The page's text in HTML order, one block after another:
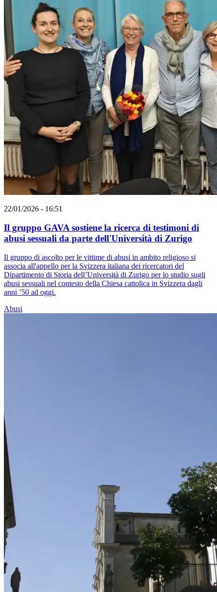
22/01/2026 - 16:51
Il gruppo GAVA sostiene la ricerca di testimoni di
abusi sessuali da parte dell'Università di Zurigo
Il gruppo di ascolto per le vittime di abusi in ambito religioso si
associa all'appello per la Svizzera italiana dei ricercatori del
Dipartimento di Storia dell’Università di Zurigo per lo studio sugli
abusi sessuali nel contesto della Chiesa cattolica in Svizzera dagli
anni ’50 ad oggi.
Abusi